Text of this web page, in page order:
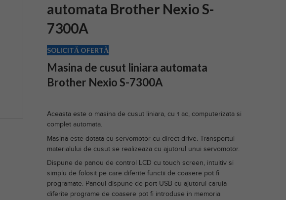
automata Brother Nexio S-
7300A
SOLICITĂ OFERTĂ
Masina de cusut liniara automata
Brother Nexio S-7300A
Aceasta este o masina de cusut liniara, cu 1 ac, computerizata si
complet automata.
Masina este dotata cu servomotor cu direct drive. Transportul
materialului de cusut se realizeaza cu ajutorul unui servomotor.
Dispune de panou de control LCD cu touch screen, intuitiv si
simplu de folosit pe care diferite functii de coasere pot fi
programate. Panoul dispune de port USB cu ajutorul caruia
diferite programe de coasere pot fi introduse in memoria